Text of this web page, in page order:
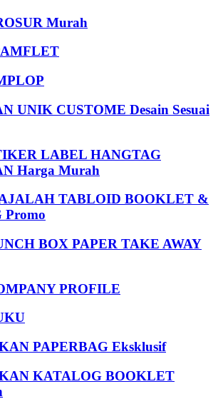
Murah
UNIK CUSTOME Desain Sesuai
LABEL HANGTAG
Harga Murah
TABLOID BOOKLET &
Promo
BOX PAPER TAKE AWAY
PROFILE
PAPERBAG Eksklusif
KATALOG BOOKLET